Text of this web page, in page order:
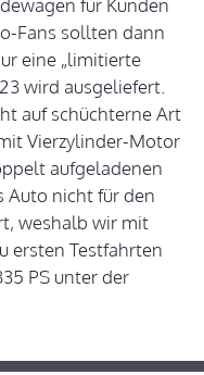
für Kunden
Fans sollten dann
eine „limitierte
wird ausgeliefert.
auf schüchterne Art
Vierzylinder-Motor
aufgeladenen
Auto nicht für den
weshalb wir mit
ersten Testfahrten
PS unter der